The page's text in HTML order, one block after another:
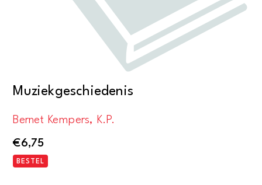
Muziekgeschiedenis
Bernet Kempers, K.P.
€6,75
BESTEL